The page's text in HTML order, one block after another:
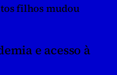
filhos mudou
e acesso à